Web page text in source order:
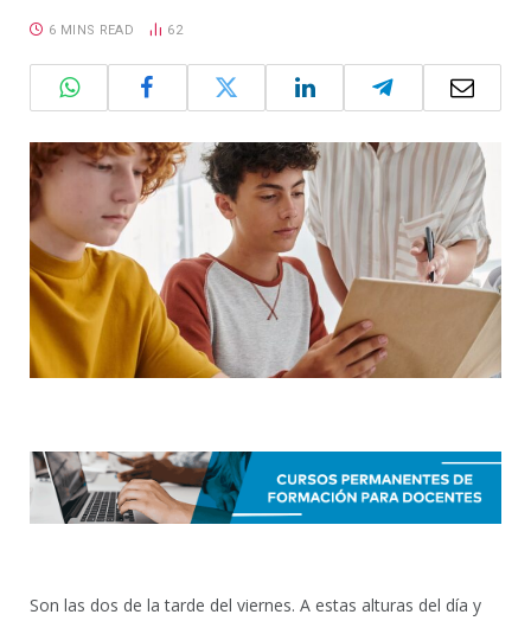
6 MINS READ 62
Son las dos de la tarde del viernes. A estas alturas del día y